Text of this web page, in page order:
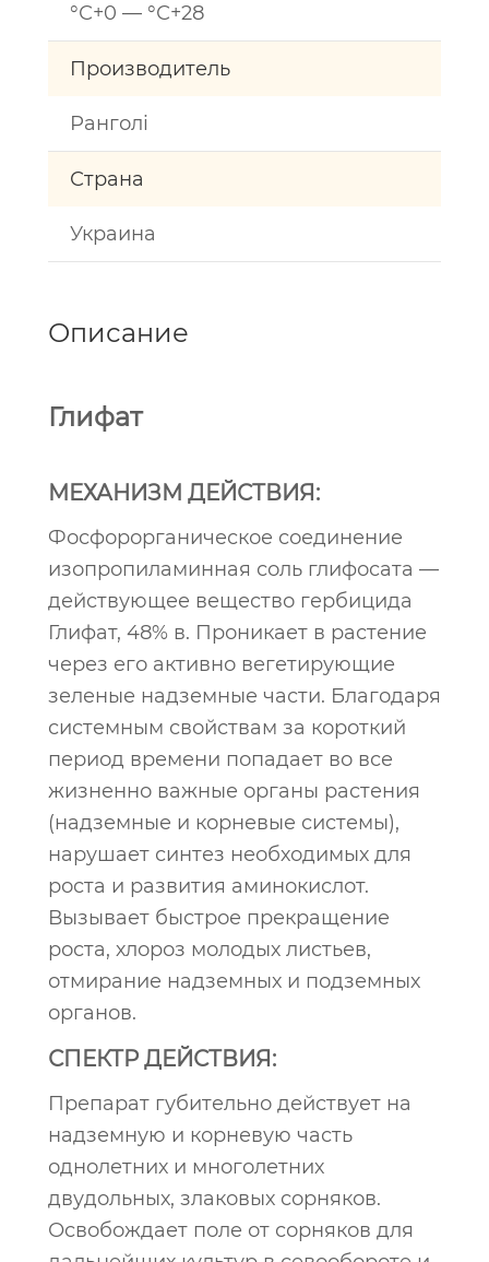
°С+0 — °С+28
Производитель
Ранголі
Страна
Украина
Описание
Глифат
МЕХАНИЗМ ДЕЙСТВИЯ:
Фосфорорганическое соединение
изопропиламинная соль глифосата —
действующее вещество гербицида
Глифат, 48% в. Проникает в растение
через его активно вегетирующие
зеленые надземные части. Благодаря
системным свойствам за короткий
период времени попадает во все
жизненно важные органы растения
(надземные и корневые системы),
нарушает синтез необходимых для
роста и развития аминокислот.
Вызывает быстрое прекращение
роста, хлороз молодых листьев,
отмирание надземных и подземных
органов.
СПЕКТР ДЕЙСТВИЯ:
Препарат губительно действует на
надземную и корневую часть
однолетних и многолетних
двудольных, злаковых сорняков.
Освобождает поле от сорняков для